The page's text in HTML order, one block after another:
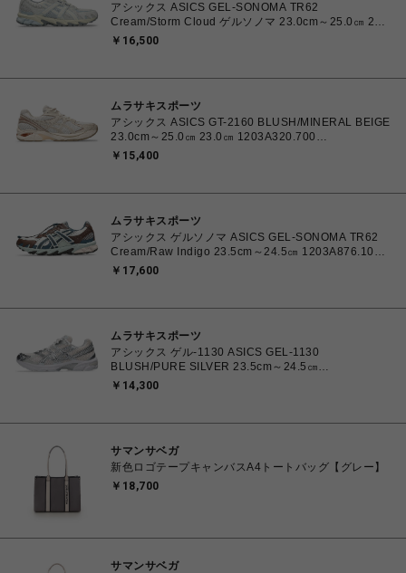
アシックス ASICS GEL-SONOMA TR62
Cream/Storm Cloud ゲルソノマ 23.0cm～25.0㎝ 23.0
㎝ 1203A734.102 4571633264412 ユニセックス ス
￥16,500
ムラサキスポーツ
アシックス ASICS GT-2160 BLUSH/MINERAL BEIGE
23.0cm～25.0㎝ 23.0㎝ 1203A320.700
4571633253669 レディース スニーカー スポーツスタ
￥15,400
ムラサキスポーツ
アシックス ゲルソノマ ASICS GEL-SONOMA TR62
Cream/Raw Indigo 23.5cm～24.5㎝ 1203A876.100
4571633244131 レディース スニーカー スポーツスタ
￥17,600
ムラサキスポーツ
アシックス ゲル-1130 ASICS GEL-1130
BLUSH/PURE SILVER 23.5cm～24.5㎝
1203A609.700 4571633242793 レディース スニーカ
￥14,300
サマンサベガ
新色ロゴテープキャンバスA4トートバッグ【グレー】
￥18,700
サマンサベガ